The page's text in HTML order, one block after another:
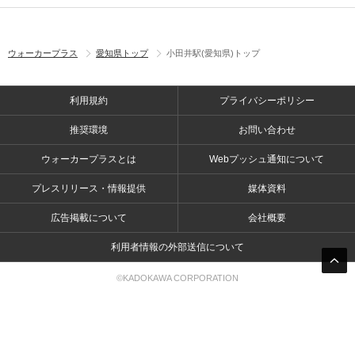
ウォーカープラス 愛知県トップ 小田井駅(愛知県)トップ
利用規約 プライバシーポリシー
推奨環境 お問い合わせ
ウォーカープラスとは Webプッシュ通知について
プレスリリース・情報提供 媒体資料
広告掲載について 会社概要
利用者情報の外部送信について
©KADOKAWA CORPORATION